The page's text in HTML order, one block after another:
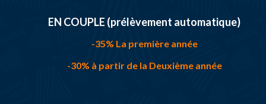
EN COUPLE (prélèvement automatique)
-35% La première année
-30% à partir de la Deuxième année